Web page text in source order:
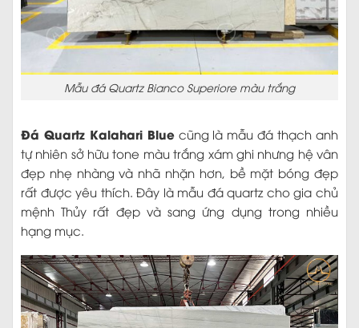
Mẫu đá Quartz Bianco Superiore màu trắng
Đá Quartz Kalahari Bluecũng là mẫu đá thạch anh
tự nhiên sở hữu tone màu trắng xám ghi nhưng hệ vân
đẹp nhẹ nhàng và nhã nhặn hơn, bề mặt bóng đẹp
rất được yêu thích. Đây là mẫu đá quartz cho gia chủ
mệnh Thủy rất đẹp và sang ứng dụng trong nhiều
hạng mục.